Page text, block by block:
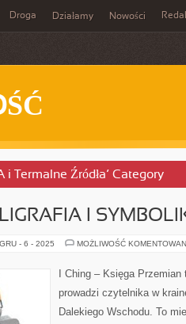
Droga Działamy Nowości
i Termalne Źródła’ Category
I
GRU - 6 - 2025 MOŻLIWOŚĆ
I Ching – Księga
prowadzi czytelnika w
Dalekiego Wschodu. To